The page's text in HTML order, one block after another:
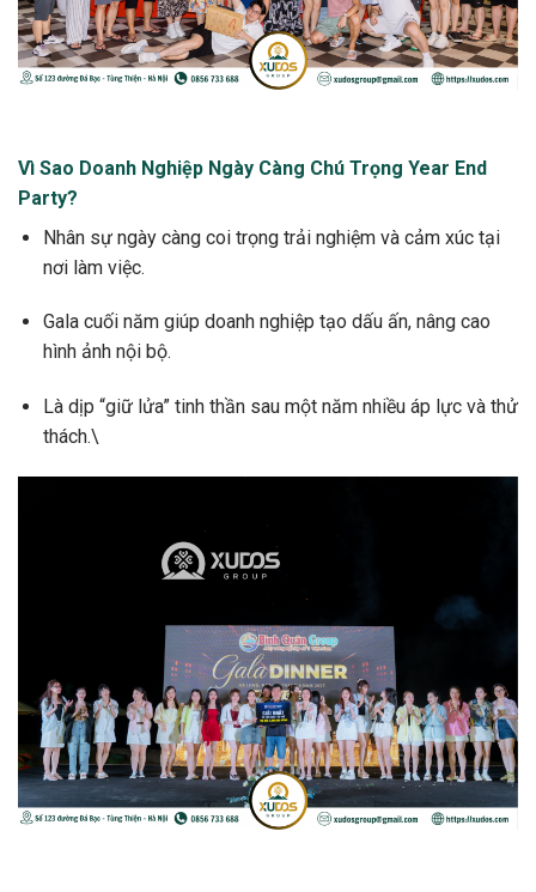
Vì Sao Doanh Nghiệp Ngày Càng Chú Trọng Year End
Party?
Nhân sự ngày càng coi trọng trải nghiệm và cảm xúc tại
nơi làm việc.
Gala cuối năm giúp doanh nghiệp tạo dấu ấn, nâng cao
hình ảnh nội bộ.
Là dịp “giữ lửa” tinh thần sau một năm nhiều áp lực và thử
thách.\